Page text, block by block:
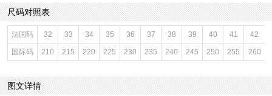
鞋类流行款式：时装靴
流行元素：擦色
靴筒筒面材质：牛皮革
闭合方式：侧拉链
前掌高度：1CM
款式季节：冬季
配跟：无
鞋垫材质：猪皮革
鞋头款式：圆头
鞋面材质：牛皮革
制鞋工艺：胶贴皮鞋
跟高数值：3CM
性别：女子
皮质特征：牛皮革
尺码对照表
法国码 32 33 34 35 36 37 38 39 40 41 42
国际码 210 215 220 225 230 235 240 245 250 255 260
图文详情